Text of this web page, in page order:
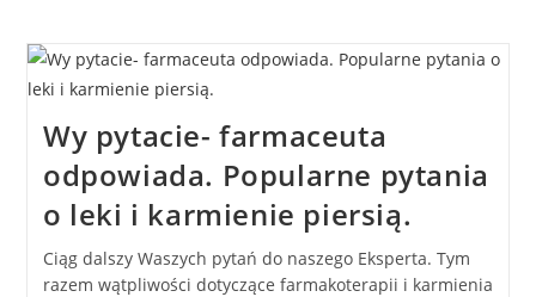
Wy pytacie- farmaceuta
odpowiada. Popularne pytania
o leki i karmienie piersią.
Ciąg dalszy Waszych pytań do naszego Eksperta. Tym
razem wątpliwości dotyczące farmakoterapii i karmienia